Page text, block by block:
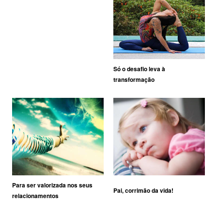
Só o desafio leva à
transformação
Para ser valorizada nos seus
relacionamentos
Pai, corrimão da vida!